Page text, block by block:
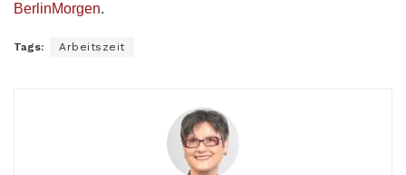
BerlinMorgen.
Tags: Arbeitszeit